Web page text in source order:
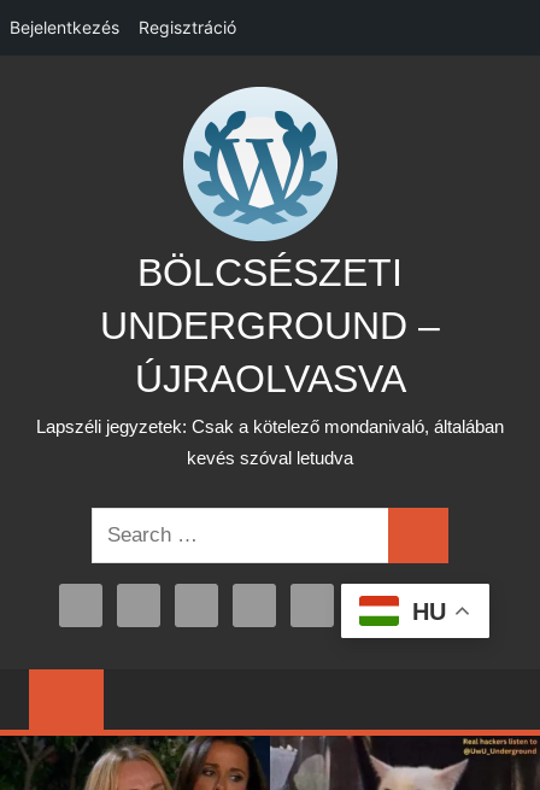
Bejelentkezés Regisztráció
BÖLCSÉSZETI
UNDERGROUND –
ÚJRAOLVASVA
Lapszéli jegyzetek: Csak a kötelező mondanivaló, általában
kevés szóval letudva
Search
for:
HU